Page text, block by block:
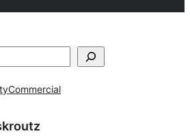
Commercial